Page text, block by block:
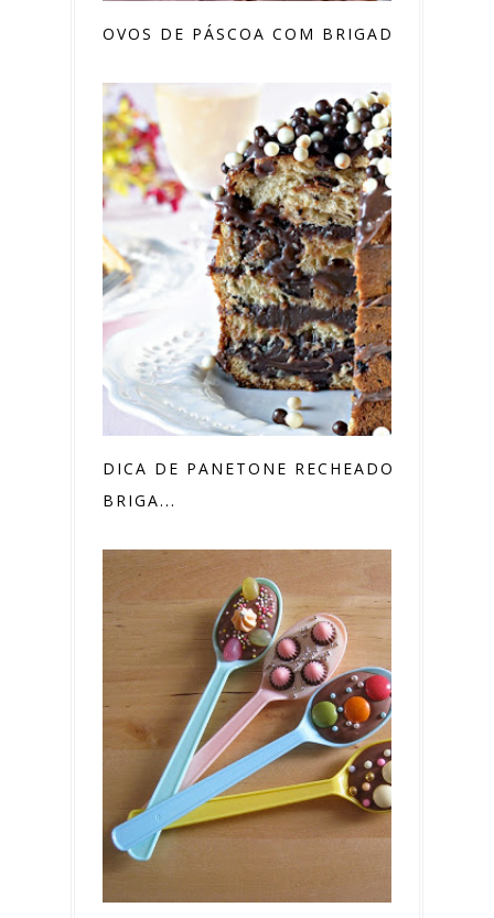
OVOS DE PÁSCOA COM BRIGADEIRO
DICA DE PANETONE RECHEADO COM
BRIGA...